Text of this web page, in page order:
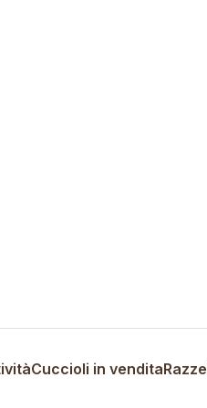
Cuccioli in venditaRazze